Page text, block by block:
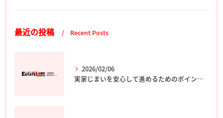
最近の投稿 Recent Posts
2026/02/06
実家じまいを安心して進めるためのポイントと専門家の選び方